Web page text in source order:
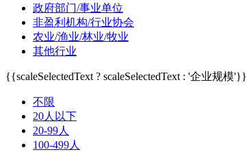
政府部门/事业单位
非盈利机构/行业协会
农业/渔业/林业/牧业
其他行业
{{scaleSelectedText ? scaleSelectedText : '企业规模'}}
不限
20人以下
20-99人
100-499人